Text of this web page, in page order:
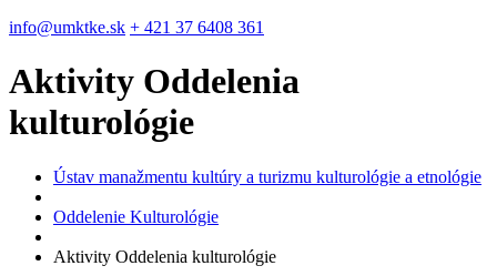
info@umktke.sk + 421 37 6408 361
Aktivity Oddelenia
kulturológie
Ústav manažmentu kultúry a turizmu kulturológie a etnológie
Oddelenie Kulturológie
Aktivity Oddelenia kulturológie